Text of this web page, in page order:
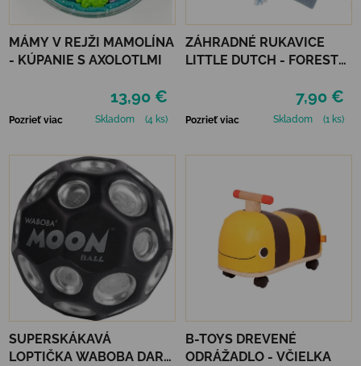
MÁMY V REJŽI MAMOLÍNA
- KÚPANIE S AXOLOTLMI
13,90 €
Pozrieť viac Skladom (4 ks)
ZÁHRADNÉ RUKAVICE
LITTLE DUTCH - FOREST
7,90 €
Pozrieť viac Skladom (1 ks)
SUPERSKÁKAVÁ
LOPTIČKA WABOBA DARK
B-TOYS DREVENÉ
ODRÁŽADLO - VČIELKA